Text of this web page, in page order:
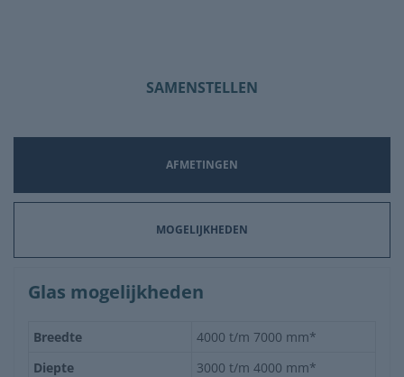
SAMENSTELLEN
AFMETINGEN
MOGELIJKHEDEN
Glas mogelijkheden
Breedte
4000 t/m 7000 mm*
Diepte
3000 t/m 4000 mm*